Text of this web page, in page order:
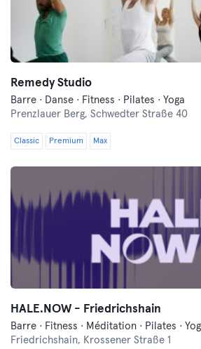
Remedy Studio
Barre · Danse · Fitness · Pilates · Yoga
Prenzlauer Berg, Schwedter Straße 40
Classic Premium Max
HALE.NOW - Friedrichshain
Barre · Fitness · Méditation · Pilates ·
Friedrichshain, Krossener Straße 1